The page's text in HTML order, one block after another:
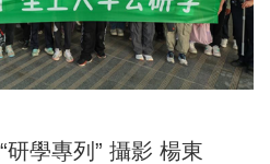
研學專列” 攝影 楊東